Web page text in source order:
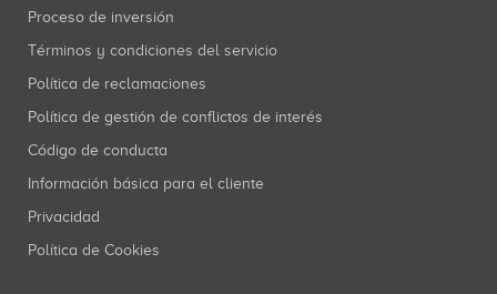
Proceso de inversión
Términos y condiciones del servicio
Política de reclamaciones
Política de gestión de conflictos de interés
Código de conducta
Información básica para el cliente
Privacidad
Política de Cookies